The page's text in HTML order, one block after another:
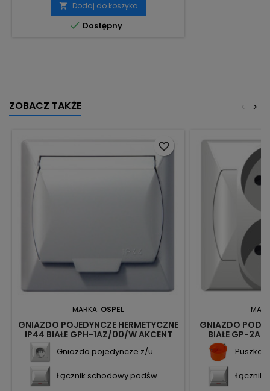
 Dodaj do koszyka
 Dostępny
ZOBACZ TAKŻE >
<
MARKA: OSPEL
GNIAZDO POJEDYNCZE HERMETYCZNE
IP44 BIAŁE GPH-1AZ/00/W AKCENT
Gniazdo pojedyncze z/u...
Łącznik schodowy podśw...
favorite_border
GNIAZDO
BIAŁE GP-
Puszka
Łącznik